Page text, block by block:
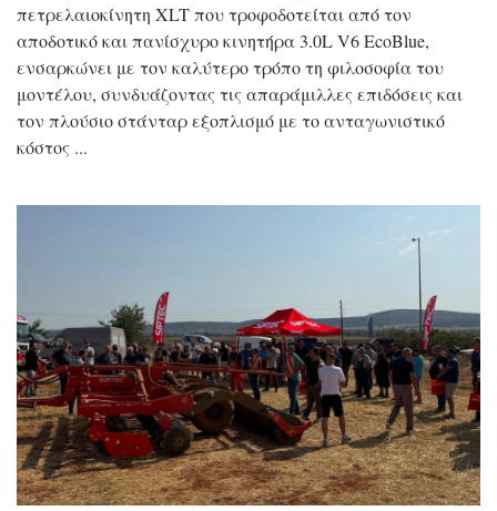
πετρελαιοκίνητη XLT που τροφοδοτείται από τον
αποδοτικό και πανίσχυρο κινητήρα 3.0L V6 EcoBlue,
ενσαρκώνει με τον καλύτερο τρόπο τη φιλοσοφία του
μοντέλου, συνδυάζοντας τις απαράμιλλες επιδόσεις και
τον πλούσιο στάνταρ εξοπλισμό με το ανταγωνιστικό
κόστος